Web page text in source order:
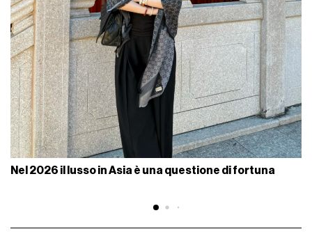
Nel 2026 il lusso in Asia è una questione di fortuna